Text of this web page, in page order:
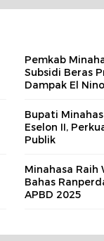
Pemkab
Subsidi Beras
Dampak El Nino
Bupati
Eselon II,
Publik
Minahasa Raih
Bahas
APBD 2025